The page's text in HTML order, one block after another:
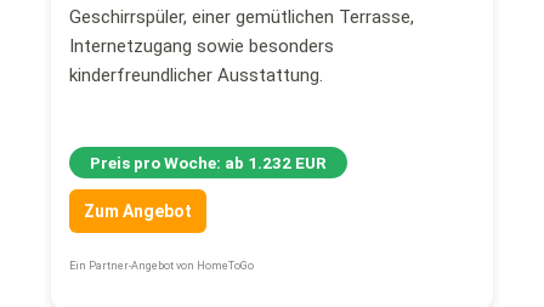
Geschirrspüler, einer gemütlichen Terrasse,
Internetzugang sowie besonders
kinderfreundlicher Ausstattung.
Preis pro Woche: ab 1.232 EUR
Zum Angebot
Ein Partner-Angebot von HomeToGo